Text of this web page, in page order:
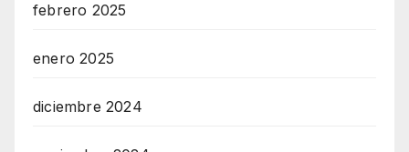
febrero 2025
enero 2025
diciembre 2024